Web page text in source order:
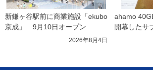
新鎌ヶ谷駅前に商業施設「ekubo
京成」　9月10日オープン
2026年8月4日
ahamo
開幕したサ